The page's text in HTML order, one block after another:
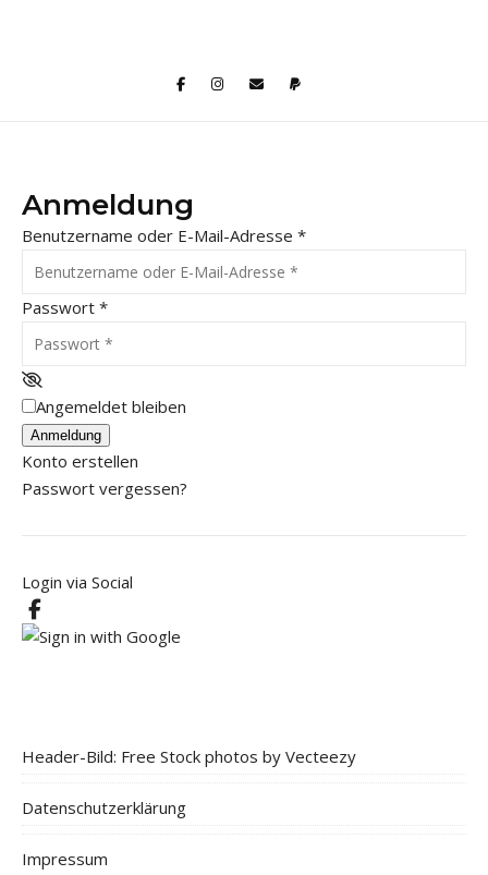
Anmeldung
Benutzername oder E-Mail-Adresse *
Passwort *
Angemeldet bleiben
Anmeldung
Konto erstellen
Passwort vergessen?
Login via Social
Header-Bild: Free Stock photos by Vecteezy
Datenschutzerklärung
Impressum